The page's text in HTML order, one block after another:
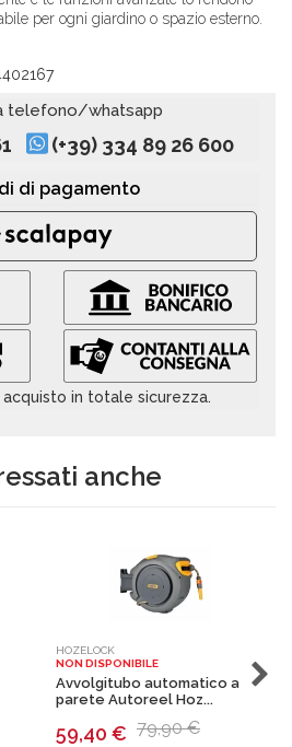
per ogni giardino o spazio esterno.
telefono/whatsapp
(+39) 334 89 26 600
di pagamento
in totale sicurezza.
anche
HOZELOCK
NON DISPONIBILE
Avvolgitubo automatico a
parete Autoreel Hoz...
59,40 € 79,90 €